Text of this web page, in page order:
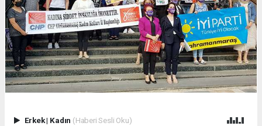
Erkek| Kadın (Haberi Sesli Oku)